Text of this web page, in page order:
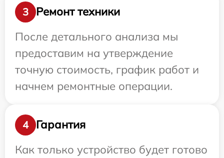
3
Ремонт техники
После детального анализа мы
предоставим на утверждение
точную стоимость, график работ и
начнем ремонтные операции.
4
Гарантия
Как только устройство будет готово